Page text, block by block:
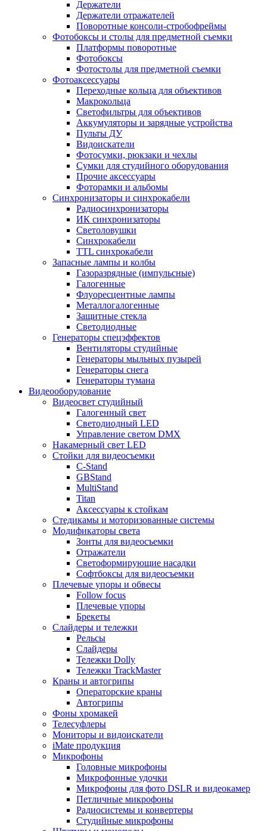
Держатели
Держатели отражателей
Поворотные консоли-стробофреймы
Фотобоксы и столы для предметной съемки
Платформы поворотные
Фотобоксы
Фотостолы для предметной съемки
Фотоаксессуары
Переходные кольца для объективов
Макрокольца
Светофильтры для объективов
Аккумуляторы и зарядные устройства
Пульты ДУ
Видоискатели
Фотосумки, рюкзаки и чехлы
Сумки для студийного оборудования
Прочие аксессуары
Фоторамки и альбомы
Синхронизаторы и синхрокабели
Радиосинхронизаторы
ИК синхронизаторы
Светоловушки
Синхрокабели
TTL синхрокабели
Запасные лампы и колбы
Газоразрядные (импульсные)
Галогенные
Флуоресцентные лампы
Металлогалогенные
Защитные стекла
Светодиодные
Генераторы спецэффектов
Вентиляторы студийные
Генераторы мыльных пузырей
Генераторы снега
Генераторы тумана
Видеооборудование
Видеосвет студийный
Галогенный свет
Светодиодный LED
Управление светом DMX
Накамерный свет LED
Стойки для видеосъемки
C-Stand
GBStand
MultiStand
Titan
Аксессуары к стойкам
Стедикамы и моторизованные системы
Модификаторы света
Зонты для видеосъемки
Отражатели
Светоформирующие насадки
Софтбоксы для видеосъемки
Плечевые упоры и обвесы
Follow focus
Плечевые упоры
Брекеты
Слайдеры и тележки
Рельсы
Слайдеры
Тележки Dolly
Тележки TrackMaster
Краны и автогрипы
Операторские краны
Автогрипы
Фоны хромакей
Телесуфлеры
Мониторы и видоискатели
iMate продукция
Микрофоны
Головные микрофоны
Микрофонные удочки
Микрофоны для фото DSLR и видеокамер
Петличные микрофоны
Радиосистемы и конвертеры
Студийные микрофоны